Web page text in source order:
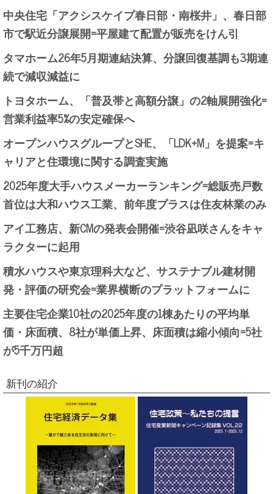
中央住宅「アクシスケイプ春日部・南桜井」、春日部
市で駅近分譲展開=平屋建て配置が販売をけん引
タマホーム26年5月期連結決算、分譲回復基調も3期連
続で減収減益に
トヨタホーム、「普及帯と高額分譲」の2軸展開強化=
営業利益率5%の安定確保へ
オープンハウスグループとSHE、「LDK+M」を提案=キ
ャリアと住環境に関する調査実施
2025年度大手ハウスメーカーランキング=総販売戸数
首位は大和ハウス工業、前年度プラスは住友林業のみ
アイ工務店、新CMの発表会開催=渋谷凪咲さんをキャ
ラクターに起用
積水ハウスや東京理科大など、サステナブル建材開
発・評価の研究会=業界横断のプラットフォームに
主要住宅企業10社の2025年度の1棟あたりの平均単
価・床面積、8社が単価上昇、床面積は縮小傾向=5社
が5千万円超
新刊の紹介